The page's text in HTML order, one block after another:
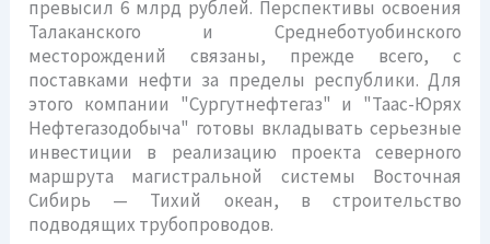
превысил 6 млрд рублей. Перспективы освоения
Талаканского и Среднеботуобинского
месторождений связаны, прежде всего, с
поставками нефти за пределы республики. Для
этого компании "Сургутнефтегаз" и "Таас-Юрях
Нефтегазодобыча" готовы вкладывать серьезные
инвестиции в реализацию проекта северного
маршрута магистральной системы Восточная
Сибирь — Тихий океан, в строительство
подводящих трубопроводов.